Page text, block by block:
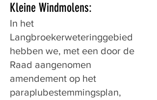
Kleine Windmolens:
In het
Langbroekerweteringgebied
hebben we, met een door de
Raad aangenomen
amendement op het
paraplubestemmingsplan,